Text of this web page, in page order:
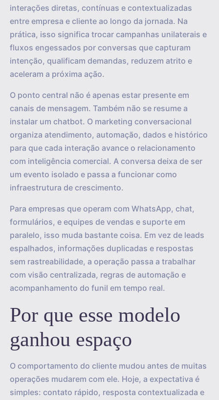
interações diretas, contínuas e contextualizadas
entre empresa e cliente ao longo da jornada. Na
prática, isso significa trocar campanhas unilaterais e
fluxos engessados por conversas que capturam
intenção, qualificam demandas, reduzem atrito e
aceleram a próxima ação.
O ponto central não é apenas estar presente em
canais de mensagem. Também não se resume a
instalar um chatbot. O marketing conversacional
organiza atendimento, automação, dados e histórico
para que cada interação avance o relacionamento
com inteligência comercial. A conversa deixa de ser
um evento isolado e passa a funcionar como
infraestrutura de crescimento.
Para empresas que operam com WhatsApp, chat,
formulários, e equipes de vendas e suporte em
paralelo, isso muda bastante coisa. Em vez de leads
espalhados, informações duplicadas e respostas
sem rastreabilidade, a operação passa a trabalhar
com visão centralizada, regras de automação e
acompanhamento do funil em tempo real.
Por que esse modelo
ganhou espaço
O comportamento do cliente mudou antes de muitas
operações mudarem com ele. Hoje, a expectativa é
simples: contato rápido, resposta contextualizada e